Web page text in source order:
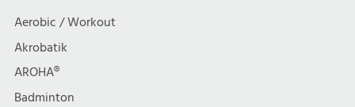
Aerobic / Workout
Akrobatik
AROHA®
Badminton